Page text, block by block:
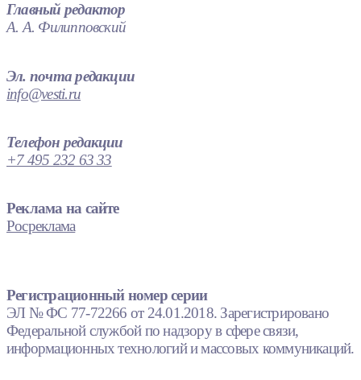
Главный редактор
А. А. Филипповский
Эл. почта редакции
info@vesti.ru
Телефон редакции
+7 495 232 63 33
Реклама на сайте
Росреклама
Регистрационный номер серии
ЭЛ № ФС 77-72266 от 24.01.2018. Зарегистрировано
Федеральной службой по надзору в сфере связи,
информационных технологий и массовых коммуникаций.